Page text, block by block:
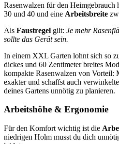
Rasenwalzen für den Heimgebrauch
30 und 40 und eine Arbeitsbreite
Als Faustregel gilt: Je mehr
sollte das Gerät sein.
In einem XXL Garten lohnt sich so
dickes und 60 Zentimeter breites
kompakte Rasenwalzen von Vorteil:
exakter und schaffst auch
deines Gartens unnötig zu planieren.
Arbeitshöhe & Ergonomie
Für den Komfort wichtig ist die
niedrigen Holm musst du dich